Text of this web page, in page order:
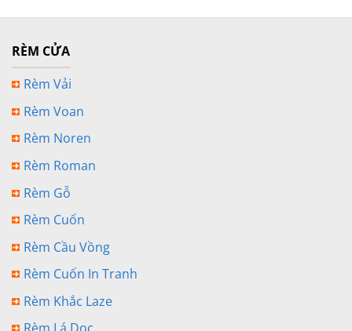
RÈM CỬA
Rèm Vải
Rèm Voan
Rèm Noren
Rèm Roman
Rèm Gỗ
Rèm Cuốn
Rèm Cầu Vồng
Rèm Cuốn In Tranh
Rèm Khắc Laze